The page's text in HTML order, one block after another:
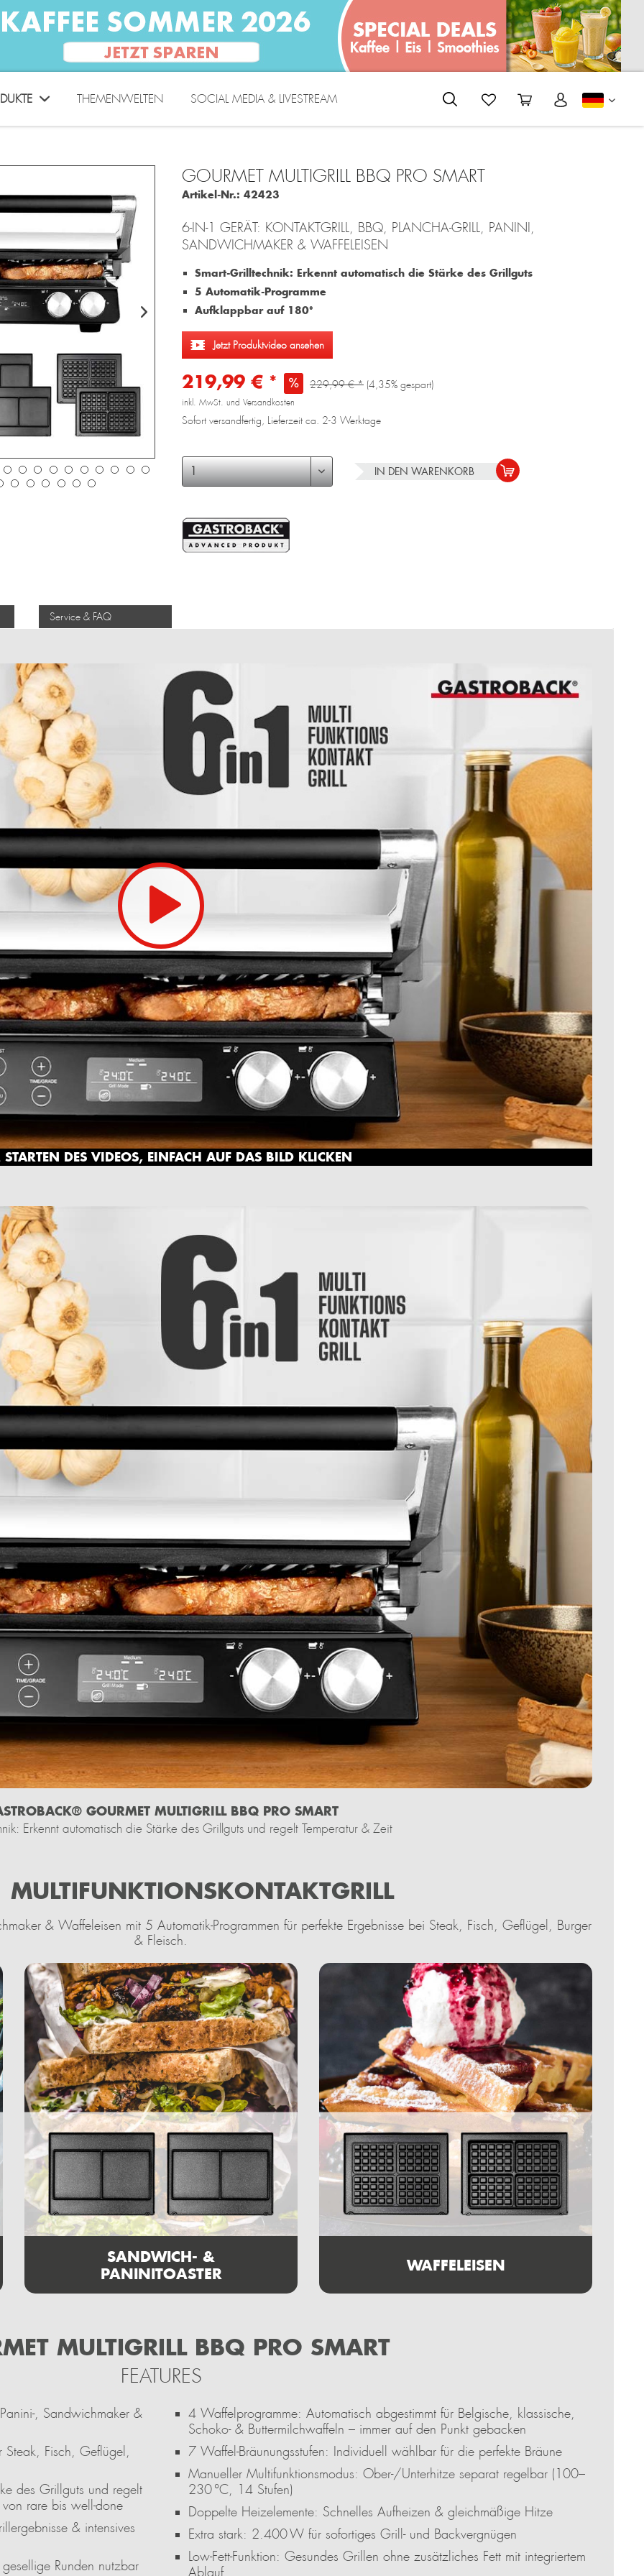
THEMENWELTEN SOCIAL MEDIA & LIVESTREAM
GOURMET MULTIGRILL BBQ PRO SMART
Artikel-Nr.: 42423
6-IN-1 GERÄT: KONTAKTGRILL, BBQ, PLANCHA-GRILL, PANINI,
SANDWICHMAKER & WAFFELEISEN
Smart-Grilltechnik: Erkennt automatisch die Stärke des Grillguts
5 Automatik-Programme
Aufklappbar auf 180°
Jetzt Produktvideo ansehen
219,99 € * 229,99 € * (4,35% gespart)
inkl. MwSt. und Versandkosten
Sofort versandfertig, Lieferzeit ca. 2-3 Werktage
IN DEN WARENKORB
Service & FAQ
DES VIDEOS, EINFACH AUF DAS BILD KLICKEN
GOURMET MULTIGRILL BBQ PRO SMART
Erkennt automatisch die Stärke des Grillguts und regelt Temperatur & Zeit
KONTAKTGRILL
& Waffeleisen mit 5 Automatik-Programmen für perfekte Ergebnisse bei Steak, Fisch, Geflügel, Burger
& Fleisch.
SANDWICH- &
PANINITOASTER
WAFFELEISEN
MULTIGRILL BBQ PRO SMART
FEATURES
, Sandwichmaker &
Steak, Fisch, Geflügel,
des Grillguts und regelt
von rare bis well-done
& intensives
Runden nutzbar
4 Waffelprogramme: Automatisch abgestimmt für Belgische, klassische,
Schoko- & Buttermilchwaffeln – immer auf den Punkt gebacken
7 Waffel-Bräunungsstufen: Individuell wählbar für die perfekte Bräune
Manueller Multifunktionsmodus: Ober-/Unterhitze separat regelbar (100–
230 °C, 14 Stufen)
Doppelte Heizelemente: Schnelles Aufheizen & gleichmäßige Hitze
Extra stark: 2.400 W für sofortiges Grill- und Backvergnügen
Low-Fett-Funktion: Gesundes Grillen ohne zusätzliches Fett mit integriertem
Ablauf